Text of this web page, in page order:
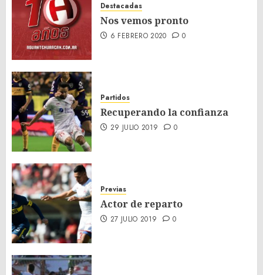
Destacadas
Nos vemos pronto
6 FEBRERO 2020 0
Partidos
Recuperando la confianza
29 JULIO 2019 0
Previas
Actor de reparto
27 JULIO 2019 0